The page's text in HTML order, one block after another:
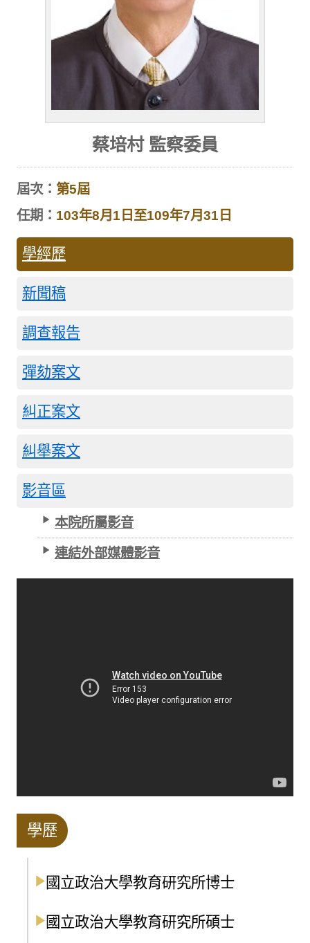
蔡培村 監察委員
屆次： 第5屆
任期： 103年8月1日至109年7月31日
學經歷
新聞稿
調查報告
彈劾案文
糾正案文
糾舉案文
影音區
本院所屬影音
連結外部媒體影音
學歷
國立政治大學教育研究所博士
國立政治大學教育研究所碩士